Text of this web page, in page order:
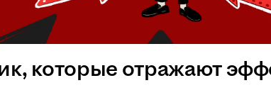
которые отражают